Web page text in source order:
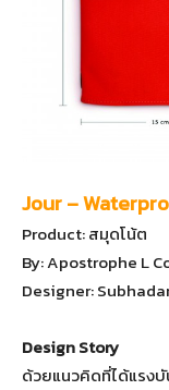
Jour –
Product: สมุดโน้ต
By: Apostrophe L
Designer:
Design Story
ด้วยแนวคิดที่ได้แรงบั